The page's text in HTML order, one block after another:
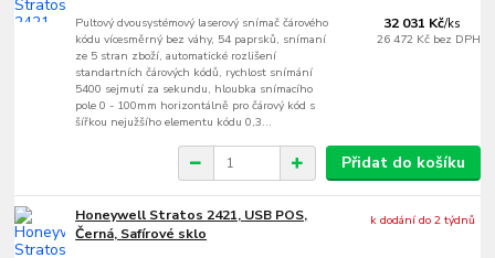
Pultový dvousystémový laserový snímač čárového
kódu vícesměrný bez váhy, 54 paprsků, snímaní
ze 5 stran zboží, automatické rozlišení
standartních čárových kódů, rychlost snímání
5400 sejmutí za sekundu, hloubka snímacího
pole 0 - 100mm horizontálně pro čárový kód s
šířkou nejužšího elementu kódu 0,3...
32 031 Kč/ks
26 472 Kč bez DPH
Přidat do košíku
Honeywell Stratos 2421, USB POS,
Černá, Safírové sklo
k dodání do 2 týdnů